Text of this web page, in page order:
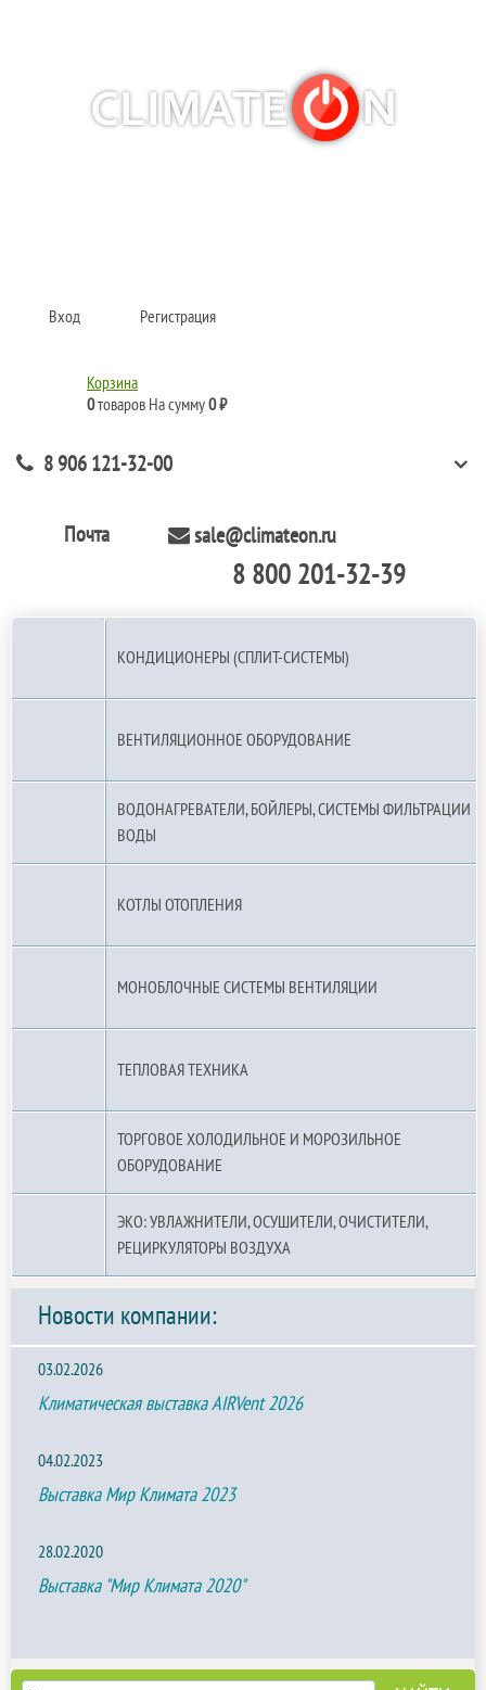
Вход Регистрация
Корзина
0товаров На сумму0 ₽
8 906 121-32-00
Почта sale@climateon.ru
8 800 201-32-39
КОНДИЦИОНЕРЫ (СПЛИТ-СИСТЕМЫ)
ВЕНТИЛЯЦИОННОЕ ОБОРУДОВАНИЕ
ВОДОНАГРЕВАТЕЛИ, БОЙЛЕРЫ, СИСТЕМЫ ФИЛЬТРАЦИИ
ВОДЫ
КОТЛЫ ОТОПЛЕНИЯ
МОНОБЛОЧНЫЕ СИСТЕМЫ ВЕНТИЛЯЦИИ
ТЕПЛОВАЯ ТЕХНИКА
ТОРГОВОЕ ХОЛОДИЛЬНОЕ И МОРОЗИЛЬНОЕ
ОБОРУДОВАНИЕ
ЭКО: УВЛАЖНИТЕЛИ, ОСУШИТЕЛИ, ОЧИСТИТЕЛИ,
РЕЦИРКУЛЯТОРЫ ВОЗДУХА
Новости компании:
03.02.2026
Климатическая выставка AIRVent 2026
04.02.2023
Выставка Мир Климата 2023
28.02.2020
Выставка "Мир Климата 2020"